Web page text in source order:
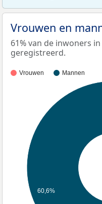
Vrouwen en
61% van de inwoners
geregistreerd.
Vrouwen Mannen
60,6%